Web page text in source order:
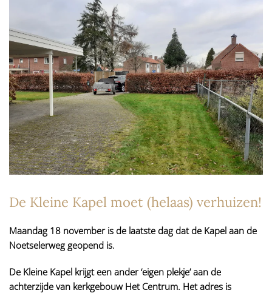
De Kleine Kapel moet (helaas) verhuizen!
Maandag 18 november is de laatste dag dat de Kapel aan de
Noetselerweg geopend is.
De Kleine Kapel krijgt een ander ‘eigen plekje’ aan de
achterzijde van kerkgebouw Het Centrum. Het adres is